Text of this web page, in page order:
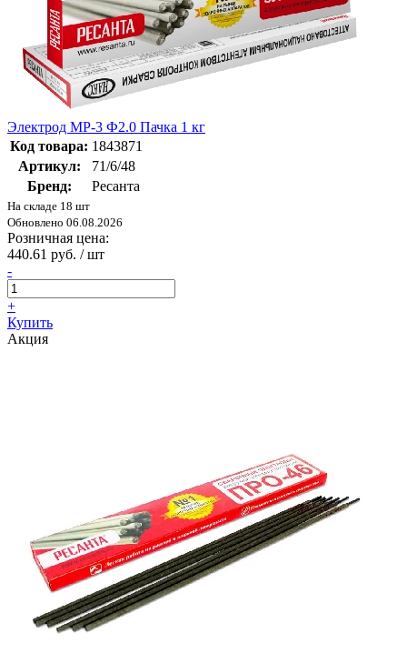
Электрод МР-3 Ф2.0 Пачка 1 кг
Код товара: 1843871
Артикул:
71/6/48
Бренд:
Ресанта
На складе 18 шт
Обновлено 06.08.2026
Розничная цена:
440.61 руб. / шт
-
+
Купить
Акция